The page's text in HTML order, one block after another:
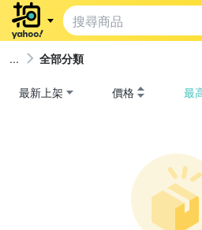
全部分類
最新上架 價格 最